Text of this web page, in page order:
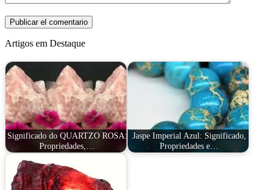
Artigos em Destaque
Significado do QUARTZO ROSA:
Propriedades,…
Jaspe Imperial Azul: Significado,
Propriedades e…